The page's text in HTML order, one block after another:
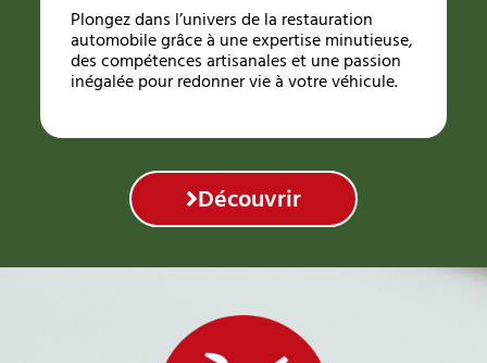
Plongez dans l’univers de la restauration
automobile grâce à une expertise minutieuse,
des compétences artisanales et une passion
inégalée pour redonner vie à votre véhicule.
Découvrir